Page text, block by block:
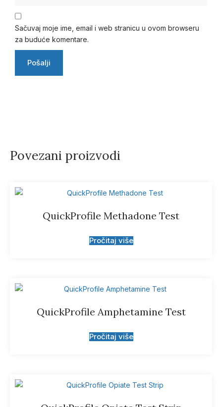
Sačuvaj moje ime, email i web stranicu u ovom browseru
za buduće komentare.
Povezani proizvodi
QuickProfile Methadone Test
Pročitaj više
QuickProfile Amphetamine Test
Pročitaj više